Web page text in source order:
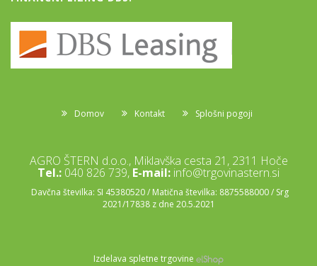
Domov Kontakt Splošni pogoji
AGRO ŠTERN d.o.o., Miklavška cesta 21, 2311 Hoče
Tel.: 040 826 739, E-mail: info@trgovinastern.si
Davčna številka: SI 45380520 / Matična številka: 8875588000 / Srg
2021/17838 z dne 20.5.2021
Izdelava spletne trgovine